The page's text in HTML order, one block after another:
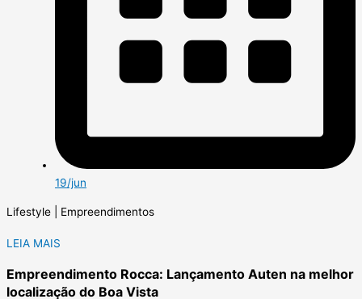
19/jun
Lifestyle | Empreendimentos
LEIA MAIS
Empreendimento Rocca: Lançamento Auten na melhor
localização do Boa Vista